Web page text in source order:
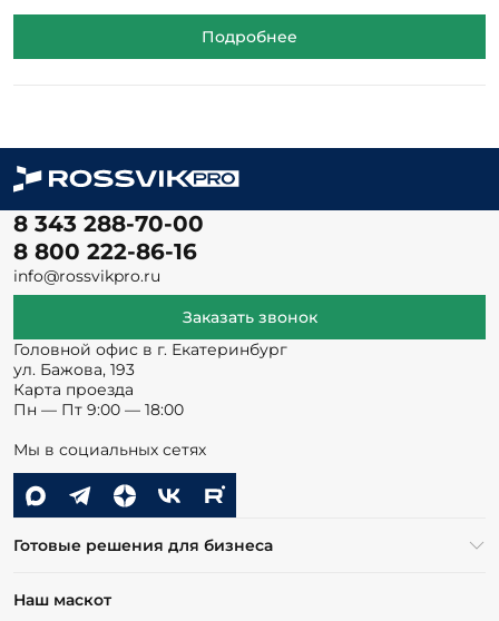
Подробнее
8 343 288-70-00
8 800 222-86-16
info@rossvikpro.ru
Заказать звонок
Головной офис в г. Екатеринбург
ул. Бажова, 193
Карта проезда
Пн — Пт 9:00 — 18:00
Мы в социальных сетях
Готовые решения для бизнеса
Наш маскот